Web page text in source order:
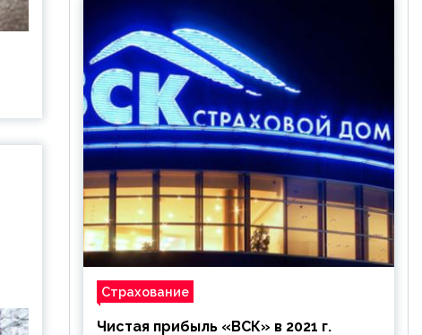
Страхование
Чистая прибыль «ВСК» в 2021 г.